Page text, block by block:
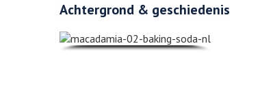
Achtergrond & geschiedenis